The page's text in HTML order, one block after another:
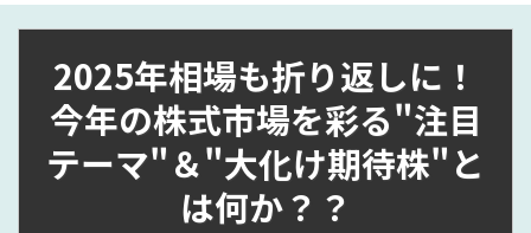
2025年相場も折り返しに！
今年の株式市場を彩る"注目
テーマ"＆"大化け期待株"と
は何か？？